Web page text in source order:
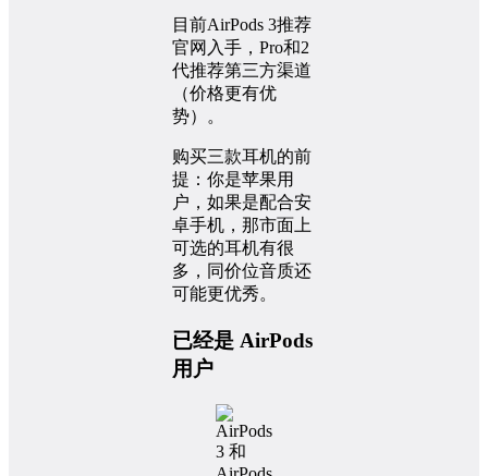
目前AirPods 3推荐
官网入手，Pro和2
代推荐第三方渠道
（价格更有优
势）。
购买三款耳机的前
提：你是苹果用
户，如果是配合安
卓手机，那市面上
可选的耳机有很
多，同价位音质还
可能更优秀。
已经是 AirPods
用户